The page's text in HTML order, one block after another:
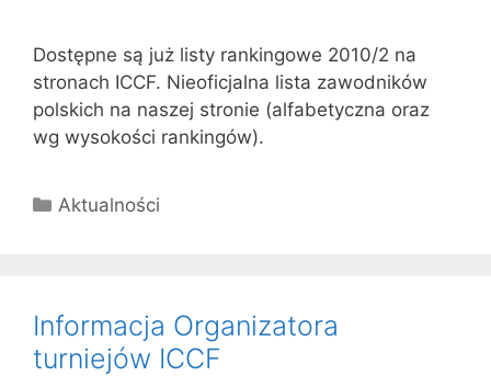
Dostępne są już listy rankingowe 2010/2 na
stronach ICCF. Nieoficjalna lista zawodników
polskich na naszej stronie (alfabetyczna oraz
wg wysokości rankingów).
Kategorie
Aktualności
Informacja Organizatora
turniejów ICCF